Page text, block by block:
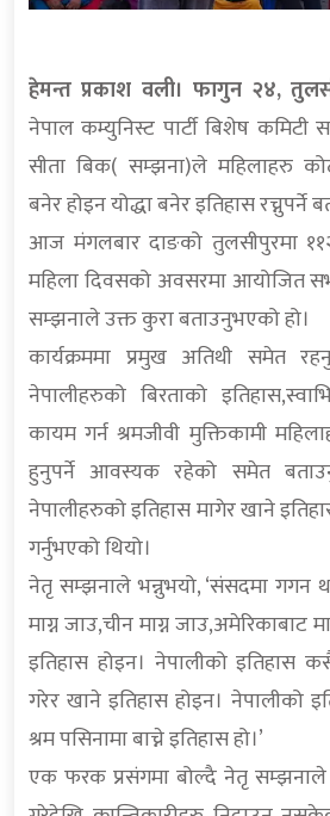
हेमन्त प्रकाश वली। फागुन २४,
नेपाल कम्युनिस्ट पार्टी बिशेष
सीता बिक( सम्झना)ले महिलाहरु
बनेर होइन योद्धा बनेर इतिहास रच्नुपर्ने
आज मंगलबार दाङको तुलसीपुरमा
महिला दिवसको अवसरमा आयोजित
सम्झनाले उक्त कुरा बताउनुभएको हो।
कार्यक्रममा प्रमुख अतिथी समेत
नेपालीहरुको बिरताको
कायम गर्न श्रमजीवी मुक्तिकामी
हुनुपर्ने आवस्यक रहेको समेत
नेपालीहरुको इतिहास मागेर खाने
गर्नुभएको थियो।
नेतृ सम्झनाले भन्नुभयो, ‘संसदमा गगन
माग्न जाउ,चीन माग्न जाउ,अमेरिकाबाट
इतिहास होइन। नेपालीको इतिहास
गरेर खाने इतिहास होइन। नेपालीको
श्रम पसिनामा बाच्ने इतिहास हो।’
एक फरक प्रसंगमा बोल्दै नेतृ सम्झनाले